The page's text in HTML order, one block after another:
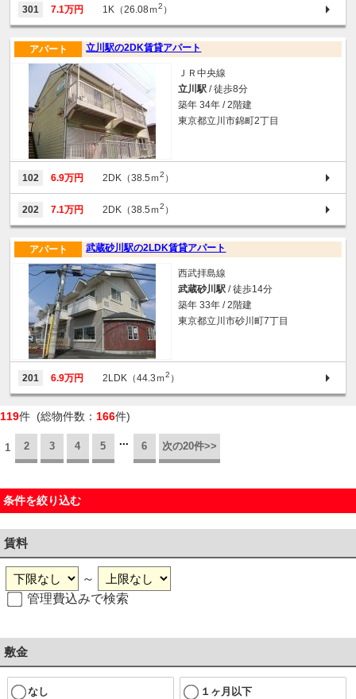
301 7.1万円 1K（26.08ｍ2 ）
立川駅の2DK賃貸アパート
アパート
ＪＲ中央線
立川駅 / 徒歩8分
築年 34年 / 2階建
東京都立川市錦町2丁目
102 6.9万円 2DK（38.5ｍ2 ）
202 7.1万円 2DK（38.5ｍ2 ）
武蔵砂川駅の2LDK賃貸アパート
アパート
西武拝島線
武蔵砂川駅 / 徒歩14分
築年 33年 / 2階建
東京都立川市砂川町7丁目
201 6.9万円 2LDK（44.3ｍ2 ）
119件 (総物件数： 166件)
1 2 3 4 5 ... 6 次の20件>>
条件を絞り込む
賃料
～
管理費込みで検索
敷金
なし １ヶ月以下